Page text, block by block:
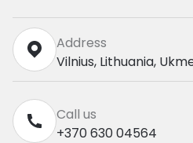
Address
Vilnius, Lithuania,
Call us
+370 630 04564